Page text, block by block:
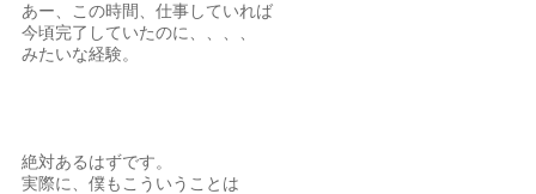
あー、この時間、仕事していれば
今頃完了していたのに、、、、
みたいな経験。
絶対あるはずです。
実際に、僕もこういうことは